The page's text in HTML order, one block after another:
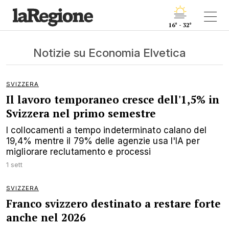
16° - 32°
Notizie su Economia Elvetica
SVIZZERA
Il lavoro temporaneo cresce dell'1,5% in
Svizzera nel primo semestre
I collocamenti a tempo indeterminato calano del
19,4% mentre il 79% delle agenzie usa l'IA per
migliorare reclutamento e processi
1 sett
SVIZZERA
Franco svizzero destinato a restare forte
anche nel 2026